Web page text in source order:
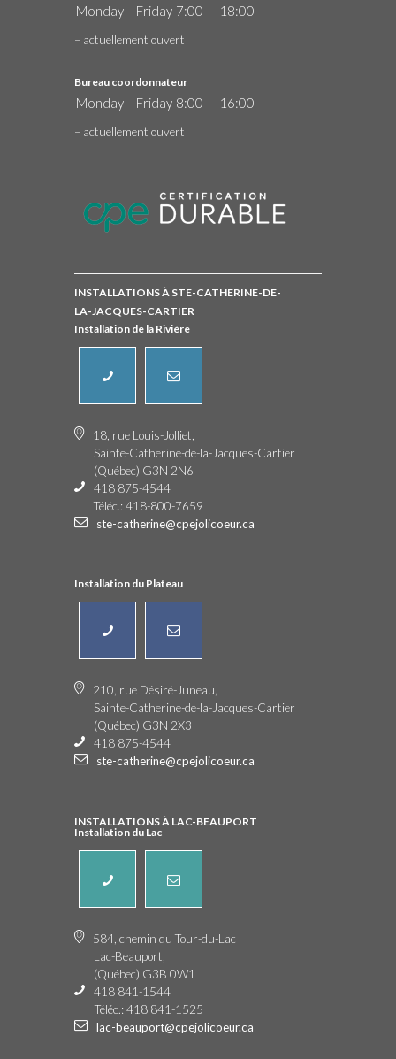
Monday – Friday 7:00 — 18:00
– actuellement ouvert
Bureau coordonnateur
Monday – Friday 8:00 — 16:00
– actuellement ouvert
INSTALLATIONS À STE-CATHERINE-DE-
LA-JACQUES-CARTIER
Installation de la Rivière
18, rue Louis-Jolliet,
Sainte-Catherine-de-la-Jacques-Cartier
(Québec) G3N 2N6
418 875-4544
Téléc.: 418-800-7659
ste-catherine@cpejolicoeur.ca
Installation du Plateau
210, rue Désiré-Juneau,
Sainte-Catherine-de-la-Jacques-Cartier
(Québec) G3N 2X3
418 875-4544
ste-catherine@cpejolicoeur.ca
INSTALLATIONS À LAC-BEAUPORT
Installation du Lac
584, chemin du Tour-du-Lac
Lac-Beauport,
(Québec) G3B 0W1
418 841-1544
Téléc.: 418 841-1525
lac-beauport@cpejolicoeur.ca